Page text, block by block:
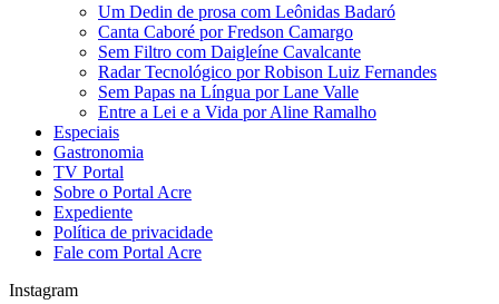
Um Dedin de prosa com Leônidas Badaró
Canta Caboré por Fredson Camargo
Sem Filtro com Daigleíne Cavalcante
Radar Tecnológico por Robison Luiz Fernandes
Sem Papas na Língua por Lane Valle
Entre a Lei e a Vida por Aline Ramalho
Especiais
Gastronomia
TV Portal
Sobre o Portal Acre
Expediente
Política de privacidade
Fale com Portal Acre
Instagram